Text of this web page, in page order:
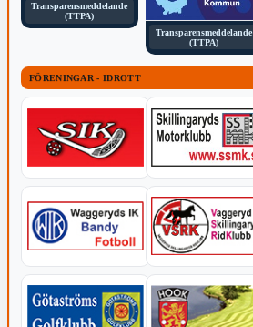
Transparensmeddelande
(TTPA)
Transparensmeddelande
(TTPA)
FÖRENINGAR - IDROTT